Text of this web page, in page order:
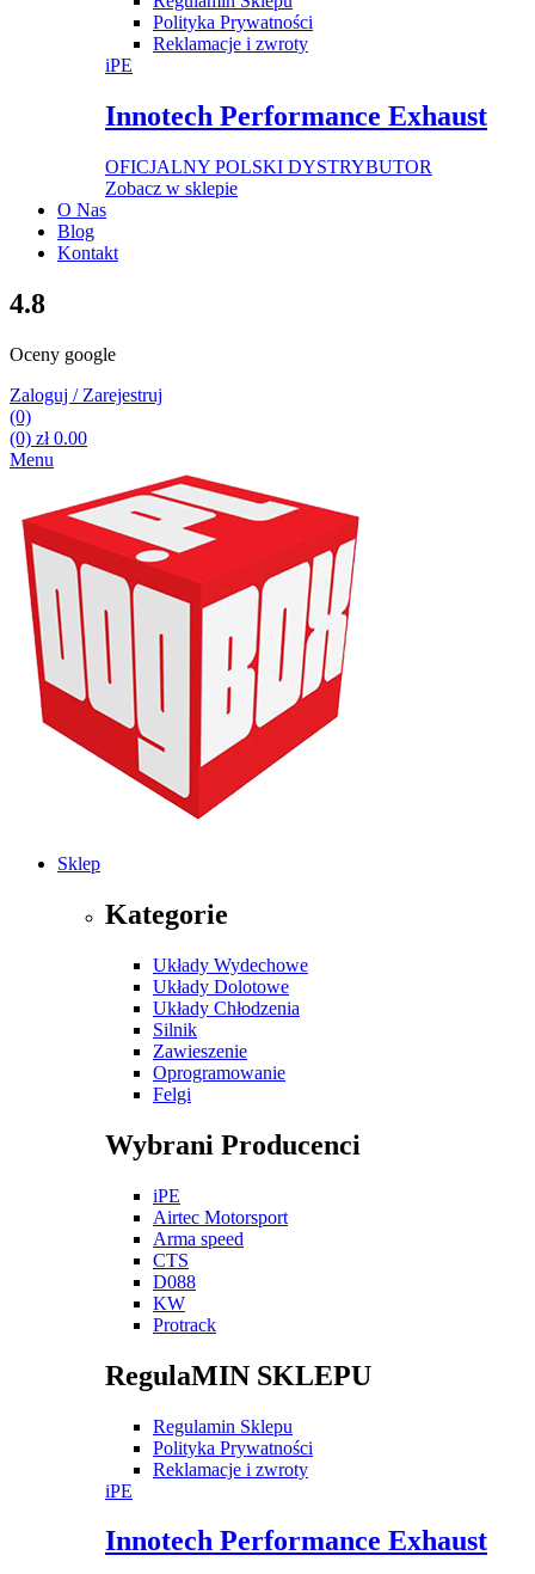
Polityka Prywatności
Reklamacje i zwroty
iPE
Innotech Performance Exhaust
OFICJALNY POLSKI DYSTRYBUTOR
Zobacz w sklepie
O Nas
Blog
Kontakt
4.8
Oceny google
Zaloguj / Zarejestruj
(0)
(0) zł0.00
Menu
Sklep
Kategorie
Układy Wydechowe
Układy Dolotowe
Układy Chłodzenia
Silnik
Zawieszenie
Oprogramowanie
Felgi
Wybrani Producenci
iPE
Airtec Motorsport
Arma speed
CTS
D088
KW
Protrack
RegulaMIN SKLEPU
Regulamin Sklepu
Polityka Prywatności
Reklamacje i zwroty
iPE
Innotech Performance Exhaust